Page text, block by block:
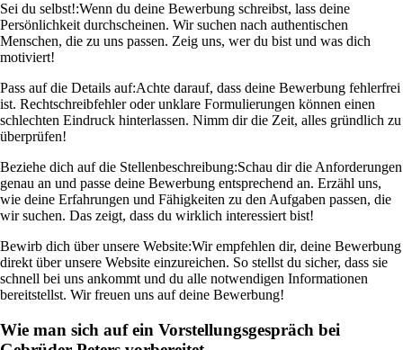
Sei du selbst!:Wenn du deine Bewerbung schreibst, lass deine
Persönlichkeit durchscheinen. Wir suchen nach authentischen
Menschen, die zu uns passen. Zeig uns, wer du bist und was dich
motiviert!
Pass auf die Details auf:Achte darauf, dass deine Bewerbung fehlerfrei
ist. Rechtschreibfehler oder unklare Formulierungen können einen
schlechten Eindruck hinterlassen. Nimm dir die Zeit, alles gründlich zu
überprüfen!
Beziehe dich auf die Stellenbeschreibung:Schau dir die Anforderungen
genau an und passe deine Bewerbung entsprechend an. Erzähl uns,
wie deine Erfahrungen und Fähigkeiten zu den Aufgaben passen, die
wir suchen. Das zeigt, dass du wirklich interessiert bist!
Bewirb dich über unsere Website:Wir empfehlen dir, deine Bewerbung
direkt über unsere Website einzureichen. So stellst du sicher, dass sie
schnell bei uns ankommt und du alle notwendigen Informationen
bereitstellst. Wir freuen uns auf deine Bewerbung!
Wie man sich auf ein Vorstellungsgespräch bei